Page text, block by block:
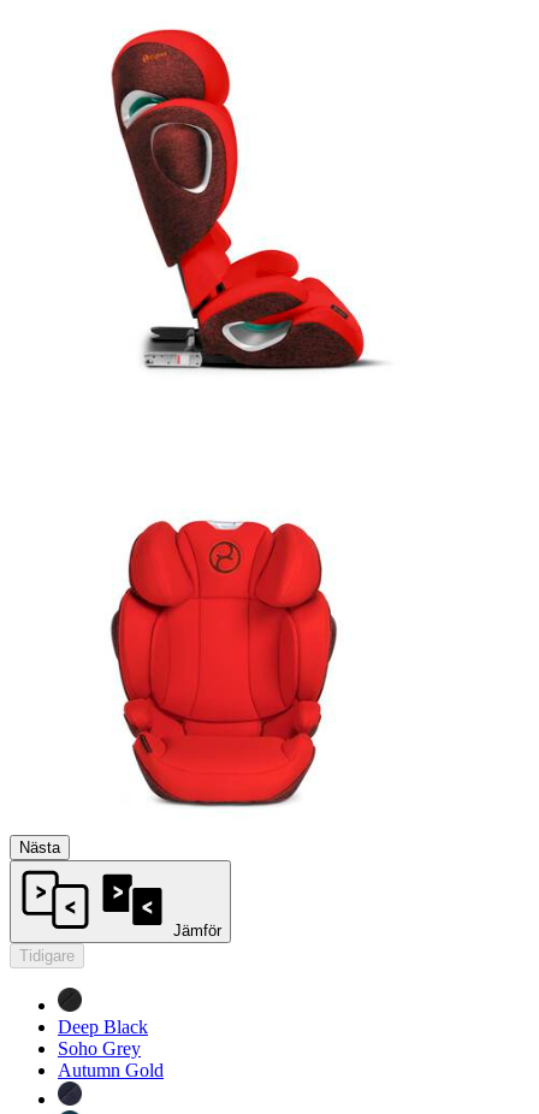
Nästa
Jämför
Tidigare
Deep Black
Soho Grey
Autumn Gold